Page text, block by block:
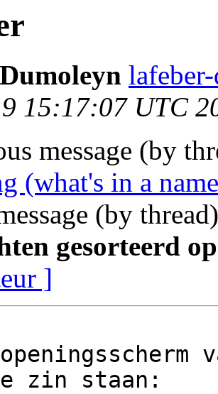
15:17:07 UTC
message (by
(what's in a
(by
gesorteerd
]
zin staan: